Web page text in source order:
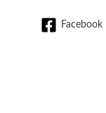
Facebook